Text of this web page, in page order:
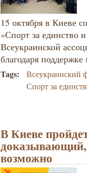
15 октября в Киеве
«Спорт за единство
Всеукраинской
благодаря
Tags:
Всеукраинский
Спорт за
В Киеве
доказывающий,
возможно